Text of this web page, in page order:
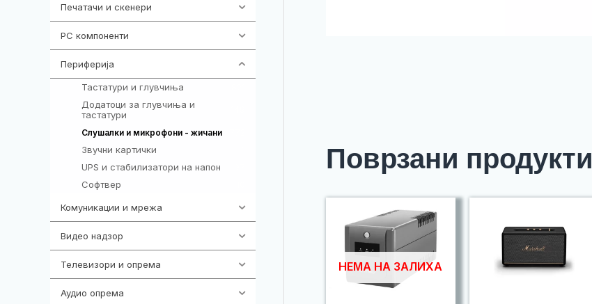
Печатачи и скенери
PC компоненти
Периферија
Тастатури и глувчиња
Додатоци за глувчиња и
тастатури
Слушалки и микрофони - жичани
Звучни картички
UPS и стабилизатори на напон
Софтвер
Комуникации и мрежа
Видео надзор
Телевизори и опрема
Аудио опрема
Поврзани продукти
НЕМА НА ЗАЛИХА